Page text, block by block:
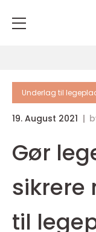
Underlag til
19. August 2021
Gør
sikrere
til